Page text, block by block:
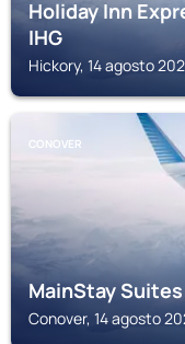
Holiday Inn
IHG
Hickory, 14 agosto
CONOVER
MainStay
Conover, 14 agosto